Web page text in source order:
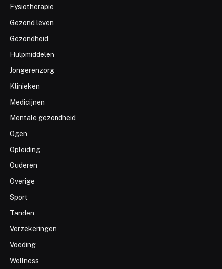
Fysiotherapie
Gezond leven
Gezondheid
Hulpmiddelen
Jongerenzorg
Klinieken
Medicijnen
Mentale gezondheid
Ogen
Opleiding
Ouderen
Overige
Sport
Tanden
Verzekeringen
Voeding
Wellness